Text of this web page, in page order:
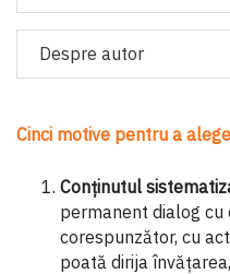
Despre autor
Cinci motive pentru a
Conținutul
permanent dialog
corespunzător, cu
poată dirija